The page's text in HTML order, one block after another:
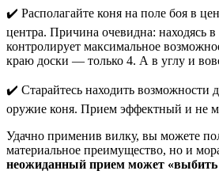
✔️ Располагайте коня на поле боя в
центра. Причина очевидна: находясь в
контролирует максимальное
краю доски — только 4. А в углу и
✔️ Старайтесь находить возможности
оружие коня. Прием эффектный и не
Удачно применив вилку, вы можете
материальное преимущество, но и
неожиданный прием может «выбить